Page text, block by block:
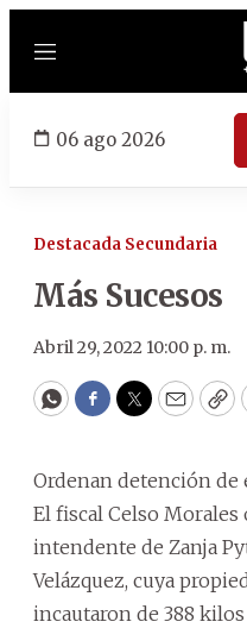
Menú
06 ago 2026
Destacada Secundaria
Más Sucesos
Abril 29, 2022 10:00 p. m.
WhatsApp
Facebook
Twitter
Email
Ordenan detención de
El fiscal Celso
intendente de Zanja
Velázquez, cuya
incautaron de 388